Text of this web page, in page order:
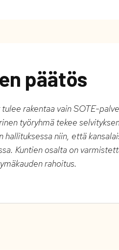
päätös
rakentaa vain SOTE-
työryhmä tekee
hallituksessa niin, että
Kuntien osalta on
rahoitus.